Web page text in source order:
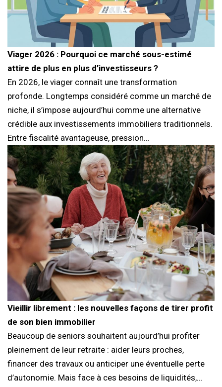
Viager 2026 : Pourquoi ce marché sous-estimé
attire de plus en plus d’investisseurs ?
En 2026, le viager connaît une transformation
profonde. Longtemps considéré comme un marché de
niche, il s’impose aujourd’hui comme une alternative
crédible aux investissements immobiliers traditionnels.
Entre fiscalité avantageuse, pression…
Vieillir librement : les nouvelles façons de tirer profit
de son bien immobilier
Beaucoup de seniors souhaitent aujourd’hui profiter
pleinement de leur retraite : aider leurs proches,
financer des travaux ou anticiper une éventuelle perte
d’autonomie. Mais face à ces besoins de liquidités,…